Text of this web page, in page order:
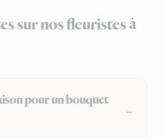
sur nos fleuristes à
pour un bouquet